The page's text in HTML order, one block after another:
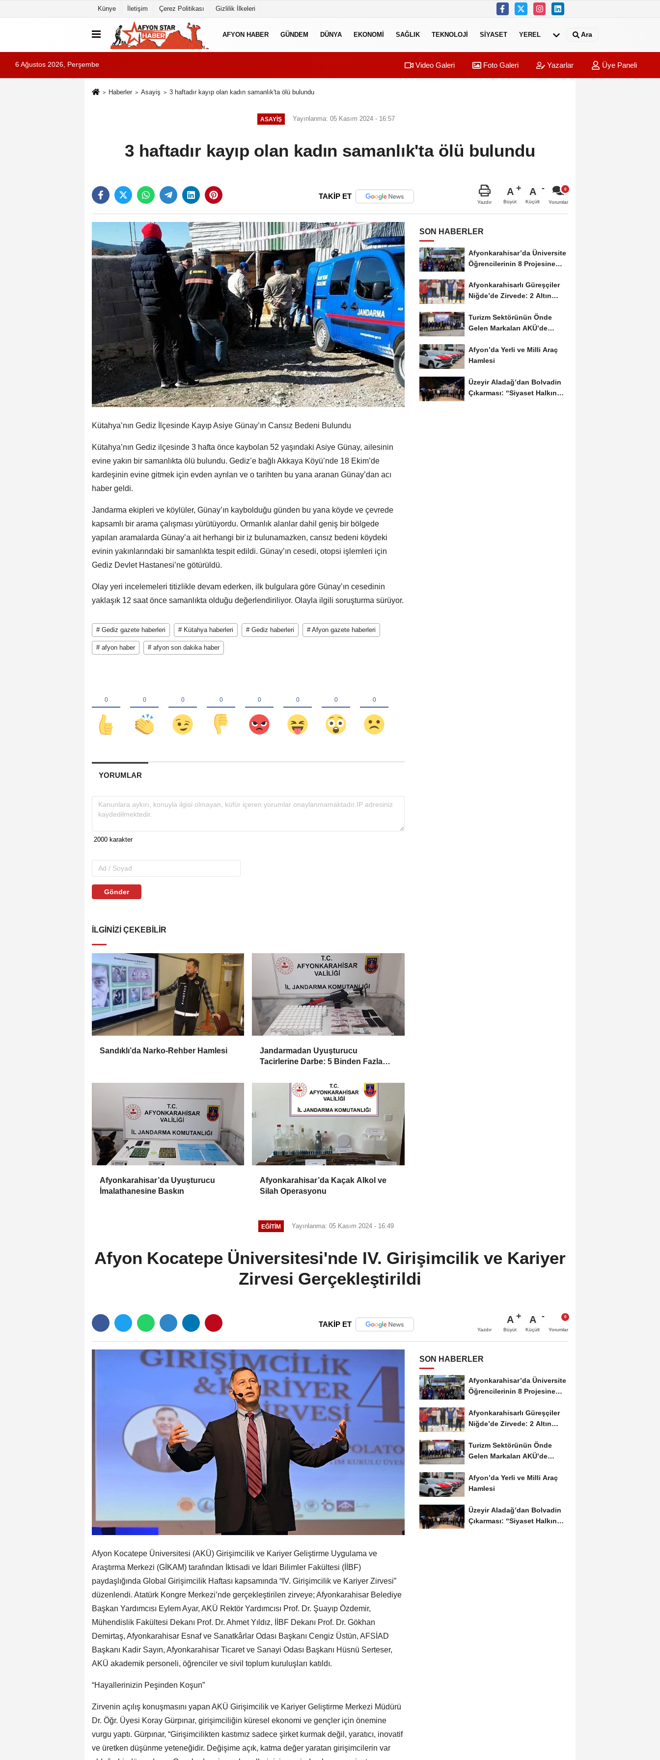
Künye İletişim Çerez Politikası Gizlilik İlkeleri
AFYON HABER GÜNDEM DÜNYA EKONOMI SAĞLIK TEKNOLOJI SIYASET YEREL Ara
6 Ağustos 2026, Perşembe Video Galeri Foto Galeri Yazarlar Üye Paneli
Haberler Asayiş 3 haftadır kayıp olan kadın samanlık'ta ölü bulundu
ASAYIŞ Yayınlanma: 05 Kasım 2024 - 16:57
3 haftadır kayıp olan kadın samanlık'ta ölü bulundu
TAKİP ET
Yazdır
A
Büyüt
A
Küçült Yorumlar
Kütahya’nın Gediz İlçesinde Kayıp Asiye Günay’ın Cansız Bedeni Bulundu
Kütahya’nın Gediz ilçesinde 3 hafta önce kaybolan 52 yaşındaki Asiye Günay, ailesinin
evine yakın bir samanlıkta ölü bulundu. Gediz’e bağlı Akkaya Köyü’nde 18 Ekim’de
kardeşinin evine gitmek için evden ayrılan ve o tarihten bu yana aranan Günay’dan acı
haber geldi.
Jandarma ekipleri ve köylüler, Günay’ın kaybolduğu günden bu yana köyde ve çevrede
kapsamlı bir arama çalışması yürütüyordu. Ormanlık alanlar dahil geniş bir bölgede
yapılan aramalarda Günay’a ait herhangi bir iz bulunamazken, cansız bedeni köydeki
evinin yakınlarındaki bir samanlıkta tespit edildi. Günay’ın cesedi, otopsi işlemleri için
Gediz Devlet Hastanesi’ne götürüldü.
Olay yeri incelemeleri titizlikle devam ederken, ilk bulgulara göre Günay’ın cesedinin
yaklaşık 12 saat önce samanlıkta olduğu değerlendiriliyor. Olayla ilgili soruşturma sürüyor.
# Gediz gazete haberleri # Kütahya haberleri # Gediz haberleri # Afyon gazete haberleri
# afyon haber # afyon son dakika haber
YORUMLAR
Gönder
İLGINIZI ÇEKEBILIR
Sandıklı’da Narko-Rehber Hamlesi
Jandarmadan Uyuşturucu
Tacirlerine Darbe: 5 Binden Fazla
Yakalandı
Afyonkarahisar’da Uyuşturucu
İmalathanesine Baskın
Afyonkarahisar’da Kaçak Alkol ve
Silah Operasyonu
SON HABERLER
Afyonkarahisar’da Üniversite
Öğrencilerinin 8 Projesine
Afyonkarahisarlı Güreşçiler
Niğde’de Zirvede: 2 Altın
Turizm Sektörünün Önde
Gelen Markaları AKÜ’de
Afyon’da Yerli ve Milli Araç
Hamlesi
Üzeyir Aladağ’dan Bolvadin
Çıkarması: “Siyaset Halkın
EĞITIM Yayınlanma: 05 Kasım 2024 - 16:49
Afyon Kocatepe Üniversitesi'nde IV. Girişimcilik ve Kariyer
Zirvesi Gerçekleştirildi
TAKİP ET
Yazdır
A
Büyüt
A
Küçült Yorumlar
Afyon Kocatepe Üniversitesi (AKÜ) Girişimcilik ve Kariyer Geliştirme Uygulama ve
Araştırma Merkezi (GİKAM) tarafından İktisadi ve İdari Bilimler Fakültesi (İİBF)
paydaşlığında Global Girişimcilik Haftası kapsamında “IV. Girişimcilik ve Kariyer Zirvesi”
düzenlendi. Atatürk Kongre Merkezi’nde gerçekleştirilen zirveye; Afyonkarahisar Belediye
Başkan Yardımcısı Eylem Ayar, AKÜ Rektör Yardımcısı Prof. Dr. Şuayıp Özdemir,
Mühendislik Fakültesi Dekanı Prof. Dr. Ahmet Yıldız, İİBF Dekanı Prof. Dr. Gökhan
Demirtaş, Afyonkarahisar Esnaf ve Sanatkârlar Odası Başkanı Cengiz Üstün, AFSİAD
Başkanı Kadir Sayın, Afyonkarahisar Ticaret ve Sanayi Odası Başkanı Hüsnü Serteser,
AKÜ akademik personeli, öğrenciler ve sivil toplum kuruluşları katıldı.
“Hayallerinizin Peşinden Koşun”
Zirvenin açılış konuşmasını yapan AKÜ Girişimcilik ve Kariyer Geliştirme Merkezi Müdürü
Dr. Öğr. Üyesi Koray Gürpınar, girişimciliğin küresel ekonomi ve gençler için önemine
vurgu yaptı. Gürpınar, “Girişimcilikten kastımız sadece şirket kurmak değil, yaratıcı, inovatif
ve üretken düşünme yeteneğidir. Değişime açık, katma değer yaratan girişimcilerin var
SON HABERLER
Afyonkarahisar’da Üniversite
Öğrencilerinin 8 Projesine
Afyonkarahisarlı Güreşçiler
Niğde’de Zirvede: 2 Altın
Turizm Sektörünün Önde
Gelen Markaları AKÜ’de
Afyon’da Yerli ve Milli Araç
Hamlesi
Üzeyir Aladağ’dan Bolvadin
Çıkarması: “Siyaset Halkın